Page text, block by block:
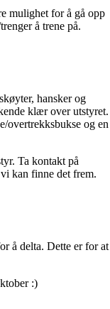
mulighet for å gå opp
å trene på.
hansker og
klær over utstyret.
overtrekksbukse og en
Ta kontakt på
kan finne det frem.
å delta. Dette er for at
:)